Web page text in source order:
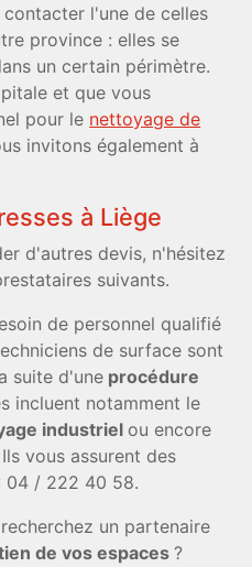
l'une de celles
province : elles se
un certain périmètre.
et que vous
pour le nettoyage de
invitons également à
à Liège
d'autres devis, n'hésitez
suivants.
de personnel qualifié
de surface sont
suite d'une procédure
incluent notamment le
industriel ou encore
Ils vous assurent des
04 / 222 40 58.
un partenaire
de vos espaces?